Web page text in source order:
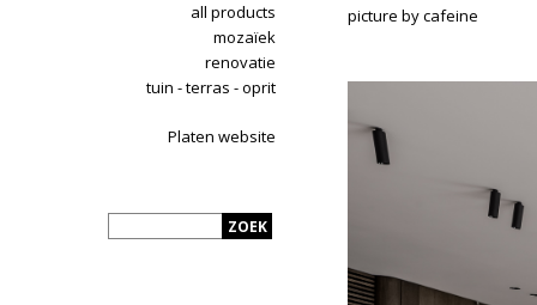
all products
mozaïek
renovatie
tuin - terras - oprit
Platen website
picture by cafeine